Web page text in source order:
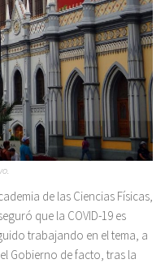
de las Ciencias Físicas,
que la COVID-19 es
trabajando en el tema, a
Gobierno de facto, tras la